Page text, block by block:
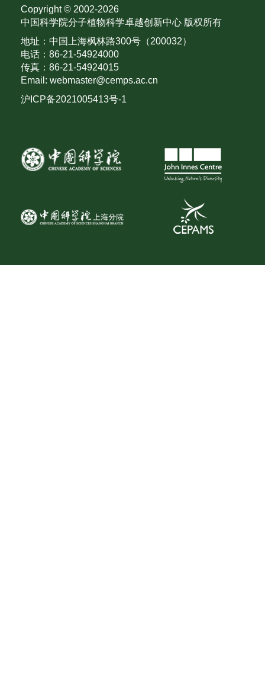
Copyright © 2002-2026
中国科学院分子植物科学卓越创新中心 版权所有
地址：中国上海枫林路300号（200032）
电话：86-21-54924000
传真：86-21-54924015
Email: webmaster@cemps.ac.cn
沪ICP备2021005413号-1